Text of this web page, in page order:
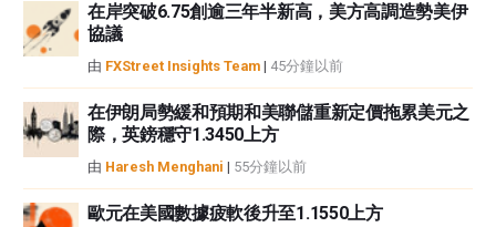
在岸突破6.75創逾三年半新高，美方高調造勢美伊
協議
由 FXStreet Insights Team | 45分鐘以前
在伊朗局勢緩和預期和美聯儲重新定價拖累美元之
際，英鎊穩守1.3450上方
由 Haresh Menghani | 55分鐘以前
歐元在美國數據疲軟後升至1.1550上方